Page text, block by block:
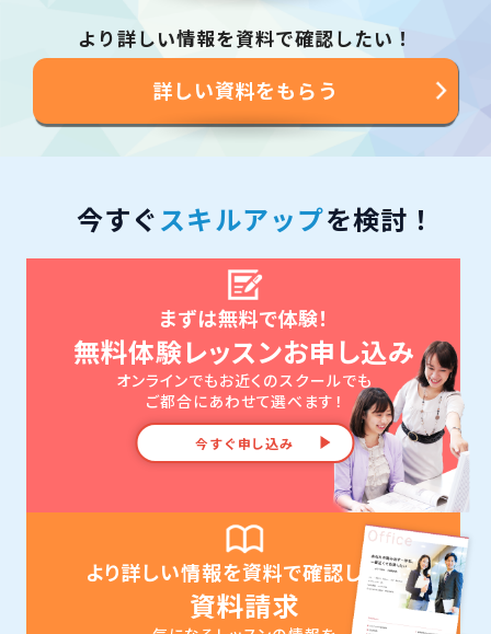
より詳しい情報を資料で確認したい！
詳しい資料をもらう
今すぐスキルアップを検討！
まずは無料で体験！
無料体験レッスンお申し込み
オンラインでもお近くのスクールでも
ご都合にあわせて選べます！
今すぐ申し込み
より詳しい情報を資料で確認したい
資料請求